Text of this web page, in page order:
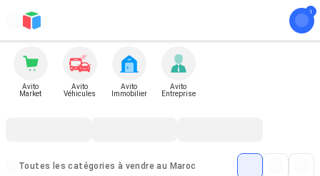
Avito
Market
Avito
Véhicules
Avito
Immobilier
Avito
Entreprise
Toutes les catégories à vendre au Maroc